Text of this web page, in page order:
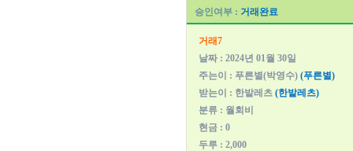
승인여부 : 거래완료
거래7
날짜 : 2024년 01월 30일
주는이 : 푸른별(박영수) (푸른별)
받는이 : 한밭레츠 (한밭레츠)
분류 : 월회비
현금 : 0
두루 : 2,000